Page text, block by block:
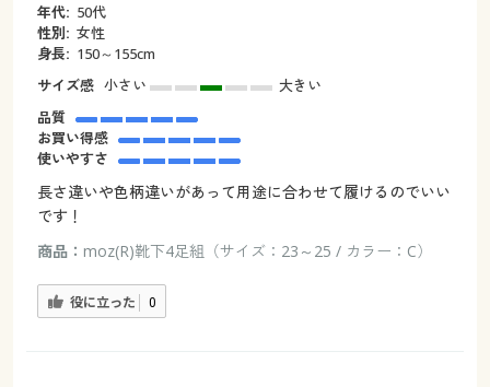
年代: 50代
性別: 女性
身長: 150～155cm
サイズ感 小さい
大きい
品質
お買い得感
使いやすさ
長さ違いや色柄違いがあって用途に合わせて履けるのでいい
です！
商品： moz(R)靴下4足組（サイズ：23～25 / カラー：C）
役に立った 0